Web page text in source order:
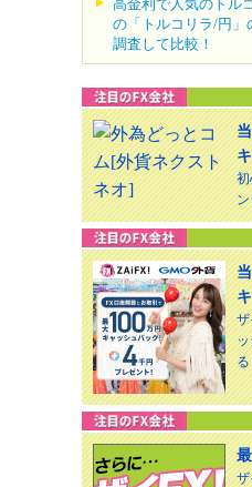
高金利で人気のトル
の「トルコリラ/円」
調査して比較！
ザ
る
ザ